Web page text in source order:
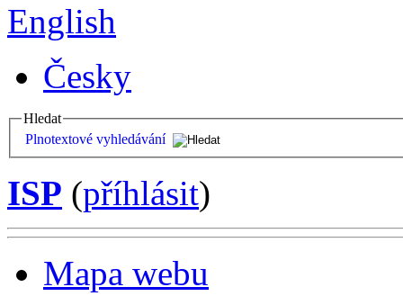
English
Česky
Hledat
Plnotextové vyhledávání
ISP (příhlásit)
Mapa webu